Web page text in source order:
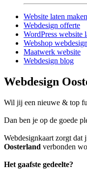
Website laten maken
Webdesign offerte
WordPress website
Webshop webdesign
Maatwerk website
Webdesign blog
Webdesign
Wil jij een nieuwe & top
Dan ben je op de goede
Webdesignkaart zorgt dat
Oosterland verbonden
Het gaafste gedeelte?